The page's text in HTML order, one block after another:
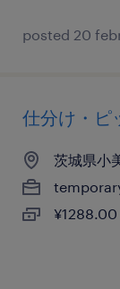
posted 20
仕分け・ピ
茨城県小